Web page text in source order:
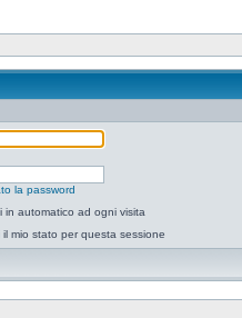
la password
in automatico ad ogni visita
il mio stato per questa sessione